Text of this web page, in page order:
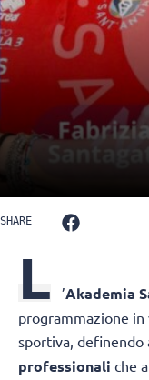
SHARE
L ’Akademia
programmazione in
sportiva, definendo
professionali che